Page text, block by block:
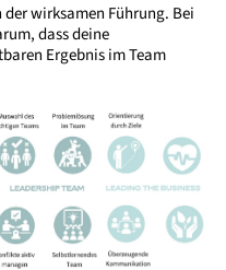
wirksamen Führung. Bei
dass deine
Ergebnis im Team